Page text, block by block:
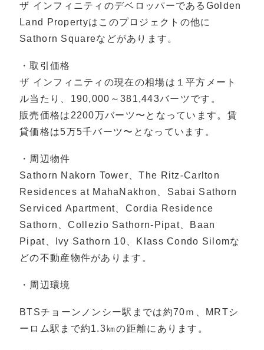
ザ インフィニティのデベロッパーであるGolden
Land Propertyはこのプロジェクトの他に
Sathorn Squareなどがあります。
・取引価格
ザ インフィニティの現在の相場は１平方メート
ル当たり、190,000～381,443バーツです。
販売価格は2200万バーツ〜となっています。賃
貸価格は5万5千バーツ〜となっています。
・周辺物件
Sathorn Nakorn Tower、The Ritz-Carlton
Residences at MahaNakhon、Sabai Sathorn
Serviced Apartment、Cordia Residence
Sathorn、Collezio Sathorn-Pipat、Baan
Pipat、Ivy Sathorn 10、Klass Condo Silomな
どの不動産物件があります。
・周辺環境
BTSチョーンノンシー駅までは約70ｍ、MRTシ
ーロム駅まで約1.3㎞の距離にあります。